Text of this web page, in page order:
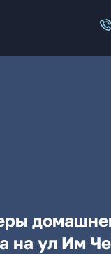
на ул Им